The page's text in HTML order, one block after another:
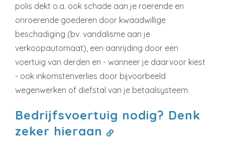
polis dekt o.a. ook schade aan je roerende en
onroerende goederen door kwaadwillige
beschadiging (bv. vandalisme aan je
verkoopautomaat), een aanrijding door een
voertuig van derden en - wanneer je daarvoor kiest
- ook inkomstenverlies door bijvoorbeeld
wegenwerken of diefstal van je betaalsysteem.
Bedrijfsvoertuig nodig? Denk
zeker hieraan